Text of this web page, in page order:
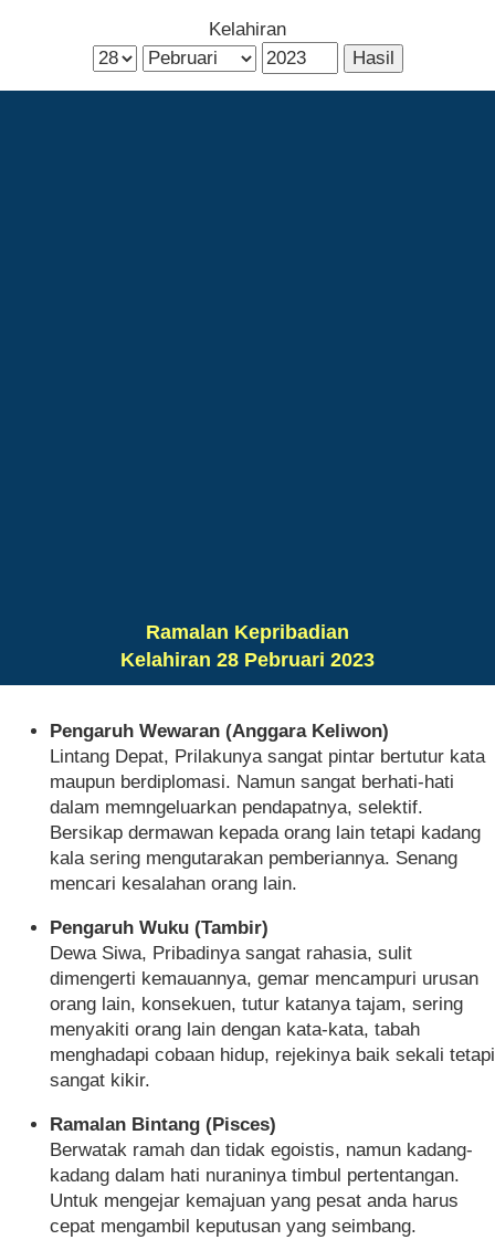
Kelahiran
Ramalan Kepribadian
Kelahiran 28 Pebruari 2023
Pengaruh Wewaran (Anggara Keliwon)
Lintang Depat, Prilakunya sangat pintar bertutur kata
maupun berdiplomasi. Namun sangat berhati-hati
dalam memngeluarkan pendapatnya, selektif.
Bersikap dermawan kepada orang lain tetapi kadang
kala sering mengutarakan pemberiannya. Senang
mencari kesalahan orang lain.
Pengaruh Wuku (Tambir)
Dewa Siwa, Pribadinya sangat rahasia, sulit
dimengerti kemauannya, gemar mencampuri urusan
orang lain, konsekuen, tutur katanya tajam, sering
menyakiti orang lain dengan kata-kata, tabah
menghadapi cobaan hidup, rejekinya baik sekali tetapi
sangat kikir.
Ramalan Bintang (Pisces)
Berwatak ramah dan tidak egoistis, namun kadang-
kadang dalam hati nuraninya timbul pertentangan.
Untuk mengejar kemajuan yang pesat anda harus
cepat mengambil keputusan yang seimbang.